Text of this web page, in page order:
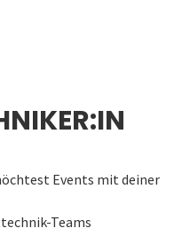
Events mit deiner
Teams